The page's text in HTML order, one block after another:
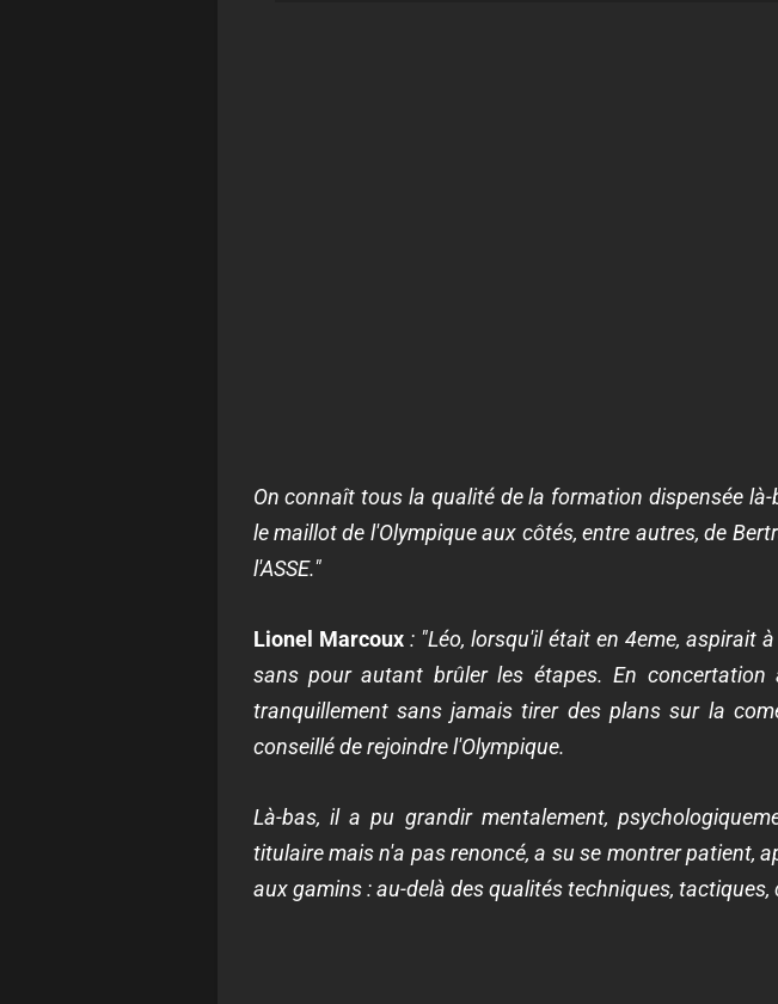
On connaît tous la qualité de la formation dispensée
le maillot de l'Olympique aux côtés, entre autres, de
l'ASSE."
Lionel Marcoux: "Léo, lorsqu'il était en 4eme, aspirait
sans pour autant brûler les étapes. En
tranquillement sans jamais tirer des plans sur la
conseillé de rejoindre l'Olympique.
Là-bas, il a pu grandir mentalement,
titulaire mais n'a pas renoncé, a su se montrer patient,
aux gamins : au-delà des qualités techniques,